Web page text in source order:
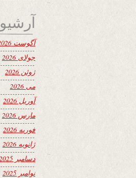
آرشیو
آگوست 2026
جولای 2026
ژوئن 2026
می 2026
آوریل 2026
مارس 2026
فوریه 2026
ژانویه 2026
دسامبر 2025
نوامبر 2025